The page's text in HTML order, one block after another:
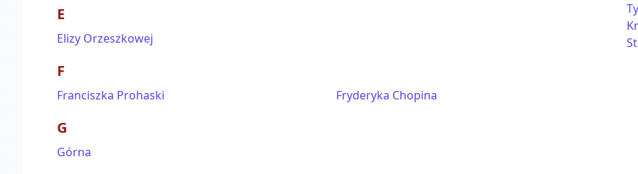
E
Elizy Orzeszkowej
F
Franciszka Prohaski Fryderyka Chopina
G
Górna